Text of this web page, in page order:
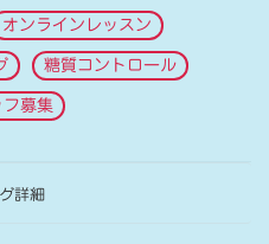
オンラインレッスン
糖質コントロール
フ募集
詳細